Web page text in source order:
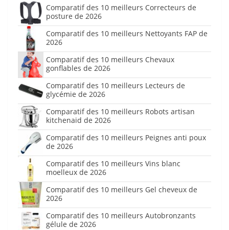
Comparatif des 10 meilleurs Correcteurs de
posture de 2026
Comparatif des 10 meilleurs Nettoyants FAP de
2026
Comparatif des 10 meilleurs Chevaux
gonflables de 2026
Comparatif des 10 meilleurs Lecteurs de
glycémie de 2026
Comparatif des 10 meilleurs Robots artisan
kitchenaid de 2026
Comparatif des 10 meilleurs Peignes anti poux
de 2026
Comparatif des 10 meilleurs Vins blanc
moelleux de 2026
Comparatif des 10 meilleurs Gel cheveux de
2026
Comparatif des 10 meilleurs Autobronzants
gélule de 2026